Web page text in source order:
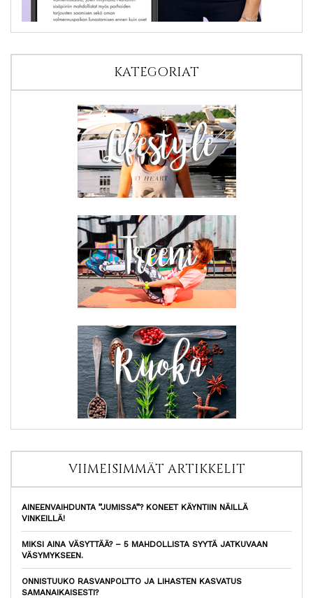
KATEGORIAT
VIIMEISIMMÄT ARTIKKELIT
AINEENVAIHDUNTA ”JUMISSA”? KONEET KÄYNTIIN NÄILLÄ
VINKEILLÄ!
MIKSI AINA VÄSYTTÄÄ? – 5 MAHDOLLISTA SYYTÄ JATKUVAAN
VÄSYMYKSEEN.
ONNISTUUKO RASVANPOLTTO JA LIHASTEN KASVATUS
SAMANAIKAISESTI?